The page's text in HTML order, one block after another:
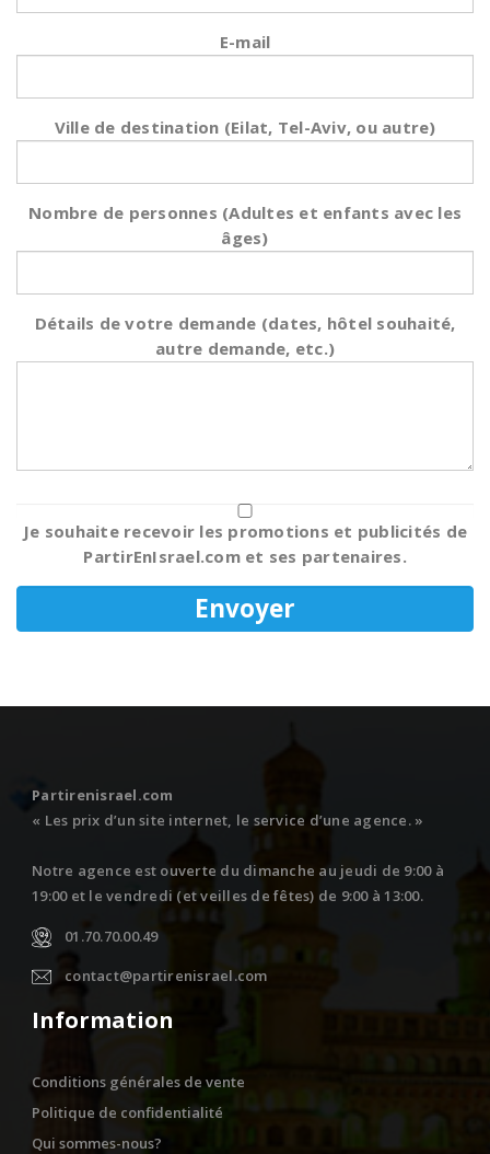
E-mail
Ville de destination (Eilat, Tel-Aviv, ou autre)
Nombre de personnes (Adultes et enfants avec les
âges)
Détails de votre demande (dates, hôtel souhaité,
autre demande, etc.)
Je souhaite recevoir les promotions et publicités de
PartirEnIsrael.com et ses partenaires.
Partirenisrael.com
« Les prix d’un site internet, le service d’une agence. »
Notre agence est ouverte du dimanche au jeudi de 9:00 à
19:00 et le vendredi (et veilles de fêtes) de 9:00 à 13:00.
01.70.70.00.49
contact@partirenisrael.com
Information
Conditions générales de vente
Politique de confidentialité
Qui sommes-nous?